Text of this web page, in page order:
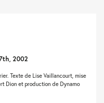
2002
Texte de Lise Vaillancourt, mise
Dion et production de Dynamo